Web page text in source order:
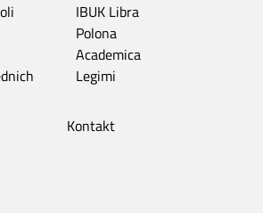
IBUK Libra
Polona
Academica
Legimi
Kontakt